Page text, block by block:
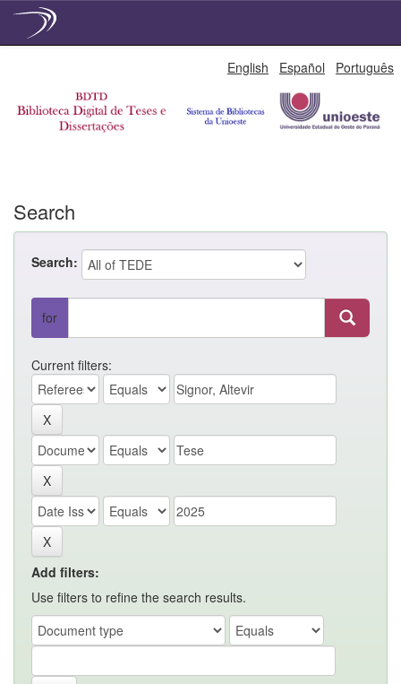
English Español Português
Search
Search:
for
Current filters:
Add filters:
Use filters to refine the search results.